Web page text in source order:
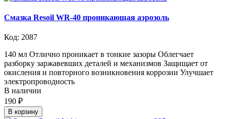
Смазка Resoil WR-40 проникающая аэрозоль
Код: 2087
140 мл Отлично проникает в тонкие зазоры Облегчает
разборку заржавевших деталей и механизмов Защищает от
окисления и повторного возникновения коррозии Улучшает
электропроводность
В наличии
190 ₽
В корзину